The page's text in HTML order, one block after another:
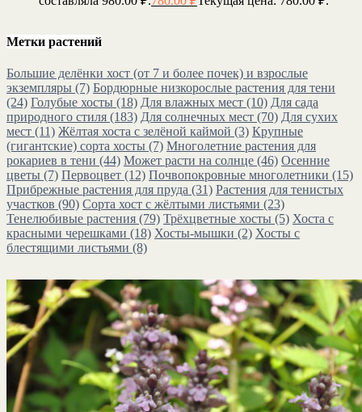
Метки растений
Большие делёнки хост (от 7 и более почек) и взрослые
экземпляры (7) Бордюрные низкорослые растения для тени
(24) Голубые хосты (18) Для влажных мест (10) Для сада
природного стиля (183) Для солнечных мест (70) Для сухих
мест (11) Жёлтая хоста с зелёной каймой (3) Крупные
(гигантские) сорта хосты (7) Многолетние растения для
рокариев в тени (44) Может расти на солнце (46) Осенние
цветы (7) Первоцвет (12) Почвопокровные многолетники (15)
Прибрежные растения для пруда (31) Растения для тенистых
участков (90) Сорта хост с жёлтыми листьями (23)
Тенелюбивые растения (79) Трёхцветные хосты (5) Хоста с
красными черешками (18) Хосты-мышки (2) Хосты с
блестящими листьями (8)